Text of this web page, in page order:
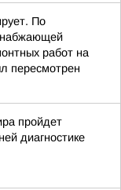
По
работ на
пересмотрен
пройдет
диагностике